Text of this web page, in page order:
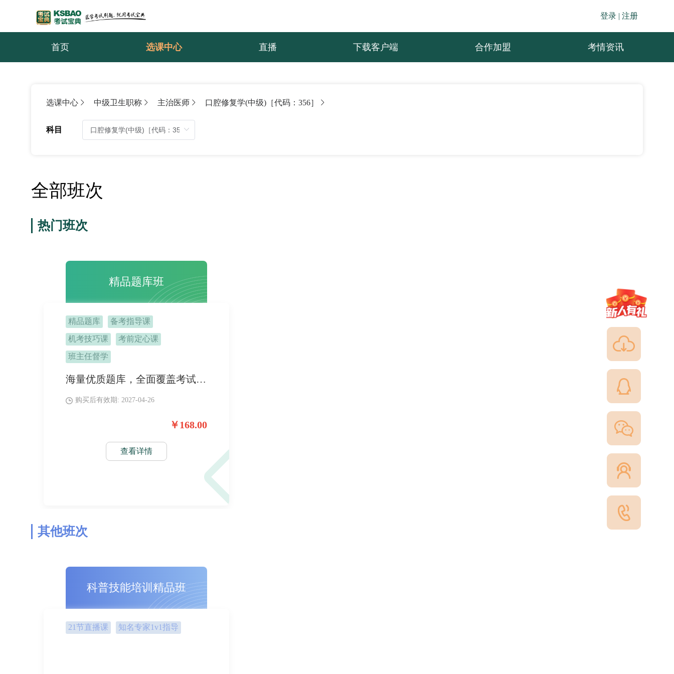
登录 | 注册
首页 选课中心 直播 下载客户端 合作加盟 考情资讯
选课中心 中级卫生职称 主治医师 口腔修复学(中级)［代码：356］
科目
全部班次
热门班次
精品题库班
精品题库 备考指导课
机考技巧课 考前定心课
班主任督学
海量优质题库，全面覆盖考试大纲所含的知识点，帮助提高解题速度和正确率，加深对知识点的理解和记忆。专业的解析和讲解服务助力掌握各种题型的解题方法和技巧。
购买后有效期: 2027-04-26
￥168.00
查看详情
其他班次
科普技能培训精品班
21节直播课 知名专家1v1指导